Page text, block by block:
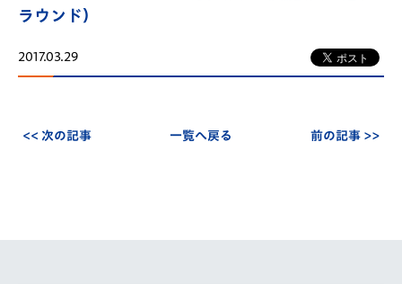
ラウンド）
2017.03.29
<< 次の記事 一覧へ戻る 前の記事 >>